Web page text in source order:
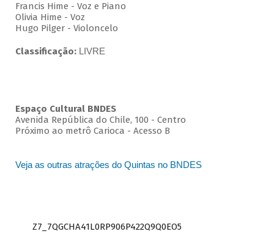
Francis Hime - Voz e Piano
Olivia Hime - Voz
Hugo Pilger - Violoncelo
Classificação: LIVRE
Espaço Cultural BNDES
Avenida República do Chile, 100 - Centro
Próximo ao metrô Carioca - Acesso B
Veja as outras atrações do Quintas no BNDES
Z7_7QGCHA41L0RP906P422Q9Q0EO5